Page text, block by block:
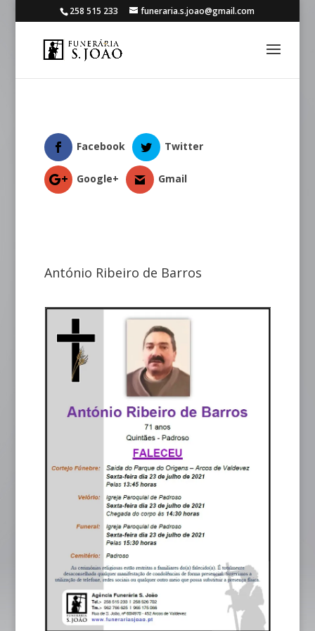
258 515 233 funeraria.s.joao@gmail.com
Facebook Twitter
Google+ Gmail
António Ribeiro de Barros